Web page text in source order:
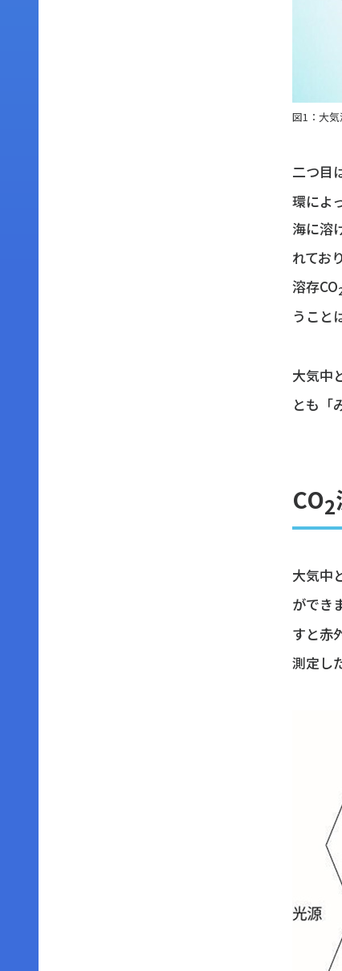
図1：大
二つ目
環によ
海に溶
れてお
溶存CO
うこと
大気中
とも「
CO2
大気中
ができ
すと赤
測定し